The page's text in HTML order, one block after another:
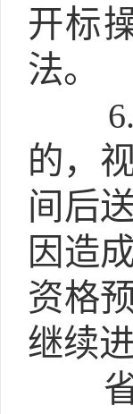
开标
法。
的，
间后
因造
资格
继续进